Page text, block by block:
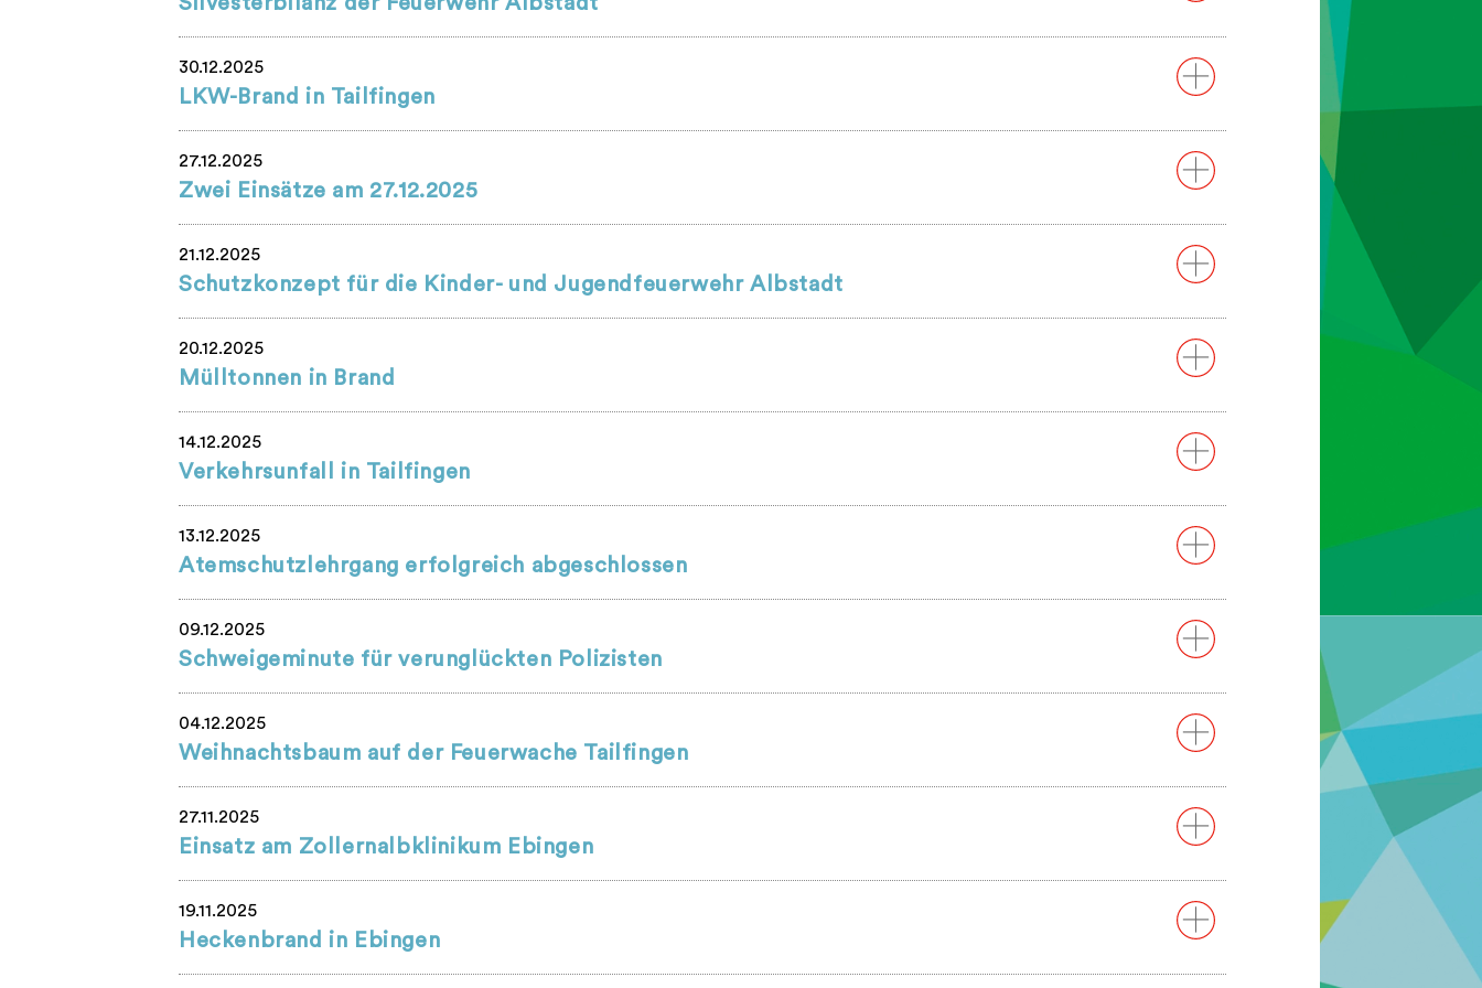
30.12.2025
LKW-Brand in Tailfingen
27.12.2025
Zwei Einsätze am 27.12.2025
21.12.2025
Schutzkonzept für die Kinder- und Jugendfeuerwehr Albstadt
20.12.2025
Mülltonnen in Brand
14.12.2025
Verkehrsunfall in Tailfingen
13.12.2025
Atemschutzlehrgang erfolgreich abgeschlossen
09.12.2025
Schweigeminute für verunglückten Polizisten
04.12.2025
Weihnachtsbaum auf der Feuerwache Tailfingen
27.11.2025
Einsatz am Zollernalbklinikum Ebingen
19.11.2025
Heckenbrand in Ebingen